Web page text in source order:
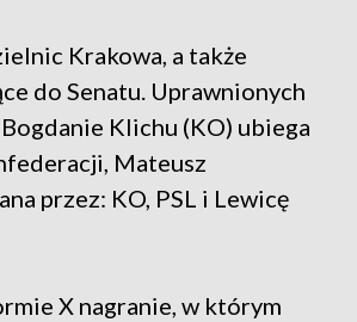
Krakowa, a także
do Senatu. Uprawnionych
Klichu (KO) ubiega
Mateusz
przez: KO, PSL i Lewicę
X nagranie, w którym